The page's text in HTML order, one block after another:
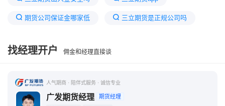
期货公司保证金哪家低 三立期货是正规公司吗
山西三立期货靠谱吗
期货交易规则保证金
找经理开户 佣金和经理直接谈
人气期商 · 陪伴式服务 · 诚信专业
广发期货经理 期货经理